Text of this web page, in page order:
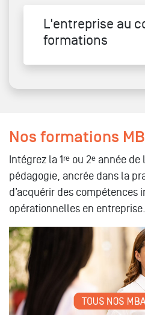
L'entreprise au
formations
Nos formations
Intégrez la 1ʳᵉ ou 2ᵉ année
pédagogie, ancrée dans la
d’acquérir des compétences
opérationnelles en entreprise.